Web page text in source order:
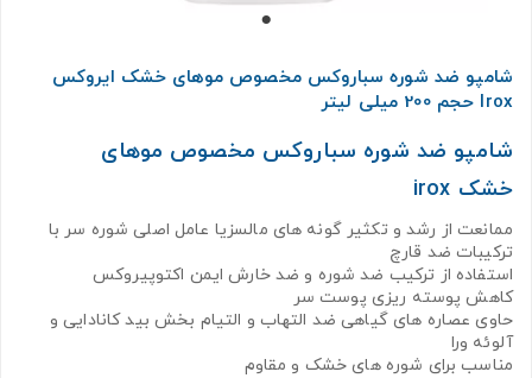
شامپو ضد شوره سباروکس مخصوص موهای خشک ایروکس
Irox حجم 200 میلی لیتر
شامپو ضد شوره سباروکس مخصوص موهای
خشک irox
ممانعت از رشد و تکثیر گونه های مالسزیا عامل اصلی شوره سر با
ترکیبات ضد قارچ
استفاده از ترکیب ضد شوره و ضد خارش ایمن اکتوپیروکس
کاهش پوسته ریزی پوست سر
حاوی عصاره های گیاهی ضد التهاب و التیام بخش بید کانادایی و
آلوئه ورا
مناسب برای شوره های خشک و مقاوم